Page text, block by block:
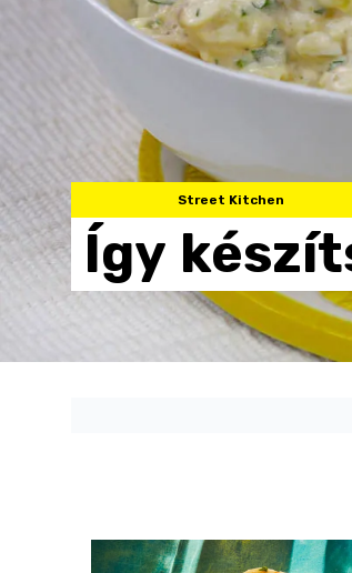
Street Kitchen
Így